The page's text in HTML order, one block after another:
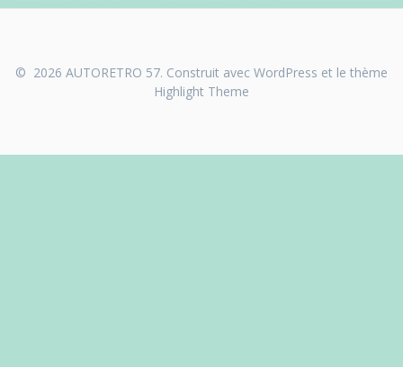
© 2026 AUTORETRO 57. Construit avec WordPress et le thème
Highlight Theme